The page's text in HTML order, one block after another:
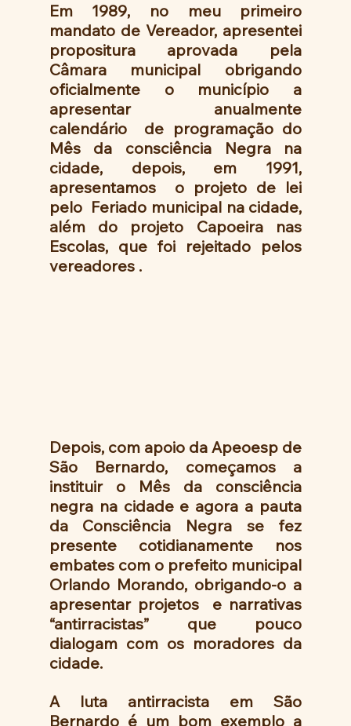
Em 1989, no meu primeiro
mandato de Vereador, apresentei
propositura aprovada pela
Câmara municipal obrigando
oficialmente o município a
apresentar anualmente
calendário  de programação do
Mês da consciência Negra na
cidade, depois, em 1991,
apresentamos  o projeto de lei
pelo  Feriado municipal na cidade,
além do projeto Capoeira nas
Escolas, que foi rejeitado pelos
vereadores .
Depois, com apoio da Apeoesp de
São Bernardo, começamos a
instituir o Mês da consciência
negra na cidade e agora a pauta
da Consciência Negra se fez
presente cotidianamente nos
embates com o prefeito municipal
Orlando Morando, obrigando-o a
apresentar projetos  e narrativas
“antirracistas” que pouco
dialogam com os moradores da
cidade.
A luta antirracista em São
Bernardo é um bom exemplo a